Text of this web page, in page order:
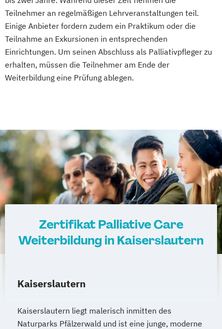
Teilnehmer an regelmäßigen Lehrveranstaltungen teil.
Einige Anbieter fordern zudem ein Praktikum oder die
Teilnahme an Exkursionen in entsprechenden
Einrichtungen. Um seinen Abschluss als Palliativpfleger zu
erhalten, müssen die Teilnehmer am Ende der
Weiterbildung eine Prüfung ablegen.
Zertifikat Palliative Care
Weiterbildung in Kaiserslautern
Kaiserslautern
Kaiserslautern liegt malerisch inmitten des
Naturparks Pfälzerwald und ist eine junge, moderne